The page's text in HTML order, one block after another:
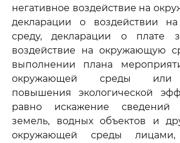
негативное воздействие на
декларации о воздействии
среду, декларации о плате
воздействие на окружающую
выполнении плана
окружающей среды или
повышения экологической
равно искажение сведений
земель, водных объектов и
окружающей среды лицами,